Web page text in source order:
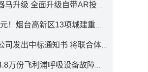
级 全面升级自带AR投影创新交互方式
烟台高新区13项城建重点工程开工
标通知书 将联合体中标1.36亿元总承包项目
利浦呼吸设备故障报告 其中44份死亡案例